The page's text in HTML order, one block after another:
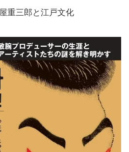
重三郎と江戸文化